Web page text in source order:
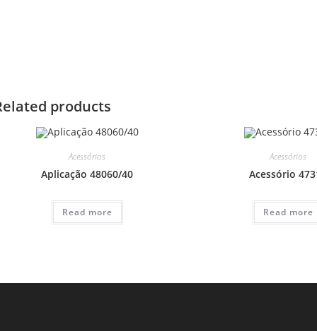
products
Acessórios
Aplicação 48060/40
Read more
Acessórios
Acessório
Read more